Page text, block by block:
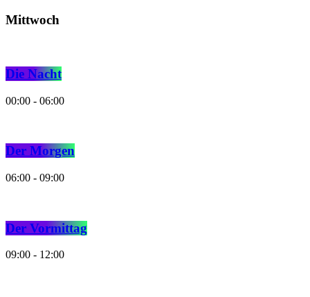
Mittwoch
Die Nacht
00:00 - 06:00
Der Morgen
06:00 - 09:00
Der Vormittag
09:00 - 12:00